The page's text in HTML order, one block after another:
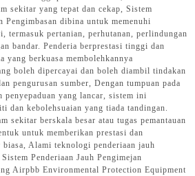
sekitar yang tepat dan cekap, Sistem
Pengimbasan dibina untuk memenuhi
termasuk pertanian, perhutanan, perlindungan
bandar. Penderia berprestasi tinggi dan
yang berkuasa membolehkannya
boleh dipercayai dan boleh diambil tindakan
pengurusan sumber, Dengan tumpuan pada
penyepaduan yang lancar, sistem ini
dan kebolehsuaian yang tiada tandingan.
sekitar berskala besar atau tugas pemantauan
untuk memberikan prestasi dan
biasa, Alami teknologi penderiaan jauh
Penderiaan Jauh Pengimejan
Airpbb Environmental Protection Equipment